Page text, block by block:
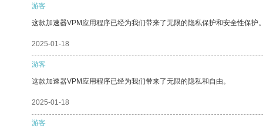
游客
这款加速器VPM应用程序已经为我们带来了无限的隐私保护和安全性保护
2025-01-18
游客
这款加速器VPM应用程序已经为我们带来了无限的隐私和自由。
2025-01-18
游客